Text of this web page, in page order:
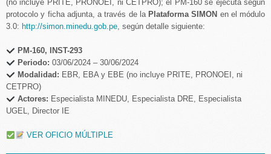
(no incluye PRITE, PRONOEI, ni CETPRO); el PM-160 se ejecuta según
protocolo y ficha adjunta, a través de laPlataforma SIMON en el módulo
3.0: http://simon.minedu.gob.pe, según detalle siguiente:
PM-160, INST-293
Periodo: 03/06/2024 – 30/06/2024
Modalidad: EBR, EBA y EBE (no incluye PRITE, PRONOEI, ni
CETPRO)
Actores: Especialista MINEDU, Especialista DRE, Especialista
UGEL, Director IE
VER OFICIO MÚLTIPLE